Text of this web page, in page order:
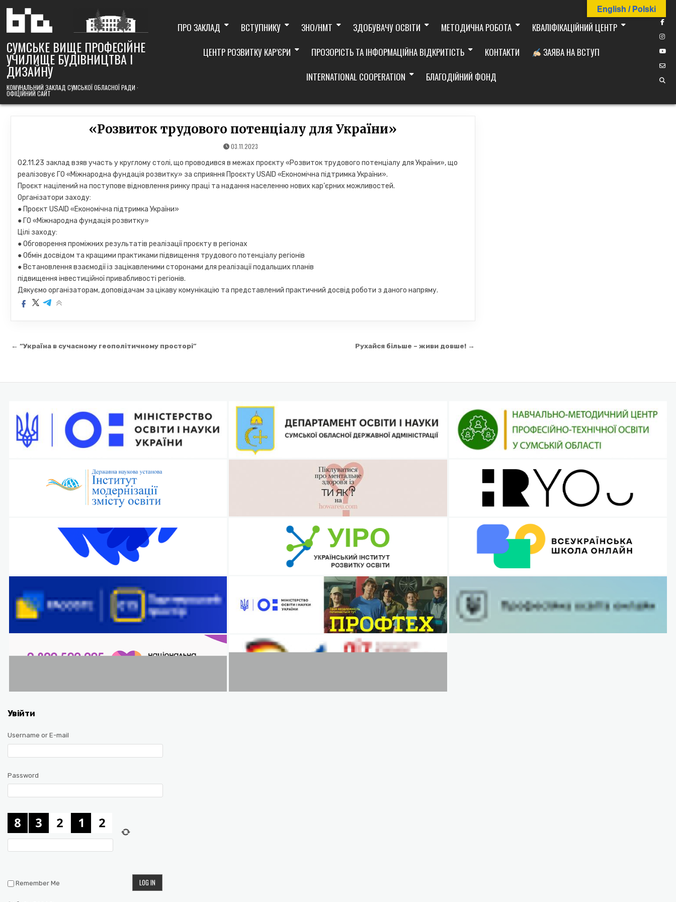
content
СУМСЬКЕ ВИЩЕ ПРОФЕСІЙНЕ
УЧИЛИЩЕ БУДІВНИЦТВА І
ДИЗАЙНУ
КОМУНАЛЬНИЙ ЗАКЛАД СУМСЬКОЇ ОБЛАСНОЇ РАДИ ·
ОФІЦІЙНИЙ САЙТ
ПРО ЗАКЛАД ВСТУПНИКУ ЗНО/НМТ ЗДОБУВАЧУ ОСВІТИ МЕТОДИЧНА РОБОТА
КВАЛІФІКАЦІЙНИЙ ЦЕНТР
ЦЕНТР РОЗВИТКУ КАР’ЄРИ
ПРОЗОРІСТЬ ТА ІНФОРМАЦІЙНА ВІДКРИТІСТЬ КОНТАКТИ
ЗАЯВА НА ВСТУП
INTERNATIONAL COOPERATION
БЛАГОДІЙНИЙ ФОНД
«Розвиток трудового потенціалу для України»
03.11.2023
02.11.23 заклад взяв участь у круглому столі, що проводився в межах проєкту «Розвиток трудового потенціалу для України», що
реалізовує ГО «Міжнародна фундація розвитку» за сприяння Проєкту USAID «Економічна підтримка України».
Проєкт націлений на поступове відновлення ринку праці та надання населенню нових кар’єрних можливостей.
Організатори заходу:
● Проєкт USAID «Економічна підтримка України»
● ГО «Міжнародна фундація розвитку»
Цілі заходу:
● Обговорення проміжних результатів реалізації проєкту в регіонах
● Обмін досвідом та кращими практиками підвищення трудового потенціалу регіонів
● Встановлення взаємодії із зацікавленими сторонами для реалізації подальших планів
підвищення інвестиційної привабливості регіонів.
Дякуємо організаторам, доповідачам за цікаву комунікацію та представлений практичний досвід роботи з даного напряму.
Навігація Рухайся більше – живи довше! →
← “Україна в сучасному геополітичному просторі”
Увійти
Username or E-mail
Password
Remember Me
English / Polski